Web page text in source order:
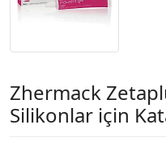
Zhermack
Silikonlar için